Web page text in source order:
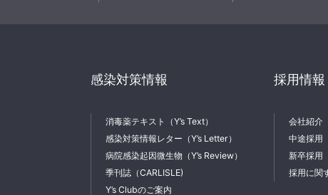
感染対策情報
消毒薬テキスト（Y’s Text）
感染対策情報レター（Y’s Letter）
病院感染起因微生物（Y’s Review）
季刊誌（CARLISLE)
Y’s Clubのご案内
採用情報
会社紹介
中途採用
新卒採用
採用に関